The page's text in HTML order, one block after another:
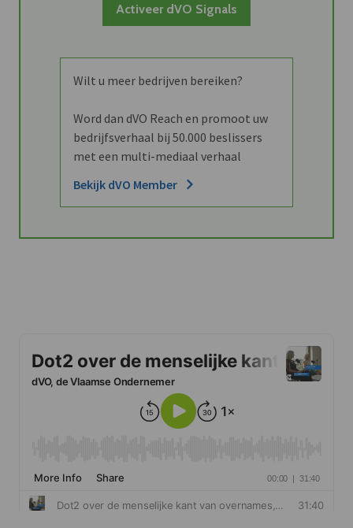
Activeer dVO Signals
Wilt u meer bedrijven bereiken?
Word dan dVO Reach en promoot uw
bedrijfsverhaal bij 50.000 beslissers
met een multi-mediaal verhaal
Bekijk dVO Member